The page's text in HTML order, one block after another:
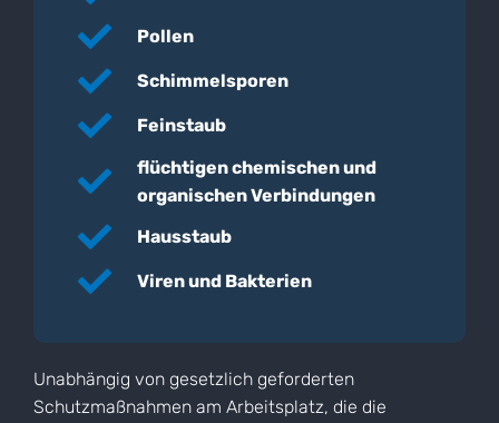
Pollen
Schimmelsporen
Feinstaub
flüchtigen chemischen und
organischen Verbindungen
Hausstaub
Viren und Bakterien
Unabhängig von gesetzlich geforderten
Schutzmaßnahmen am Arbeitsplatz, die die